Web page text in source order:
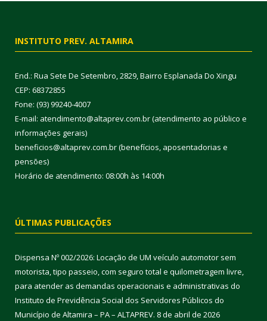
INSTITUTO PREV. ALTAMIRA
End.: Rua Sete De Setembro, 2829, Bairro Esplanada Do Xingu
CEP: 68372855
Fone: (93) 99240-4007
E-mail: atendimento@altaprev.com.br (atendimento ao público e
informações gerais)
beneficios@altaprev.com.br (benefícios, aposentadorias e
pensões)
Horário de atendimento: 08:00h às 14:00h
ÚLTIMAS PUBLICAÇÕES
Dispensa Nº 002/2026: Locação de UM veículo automotor sem
motorista, tipo passeio, com seguro total e quilometragem livre,
para atender as demandas operacionais e administrativas do
Instituto de Previdência Social dos Servidores Públicos do
Município de Altamira – PA – ALTAPREV. 8 de abril de 2026